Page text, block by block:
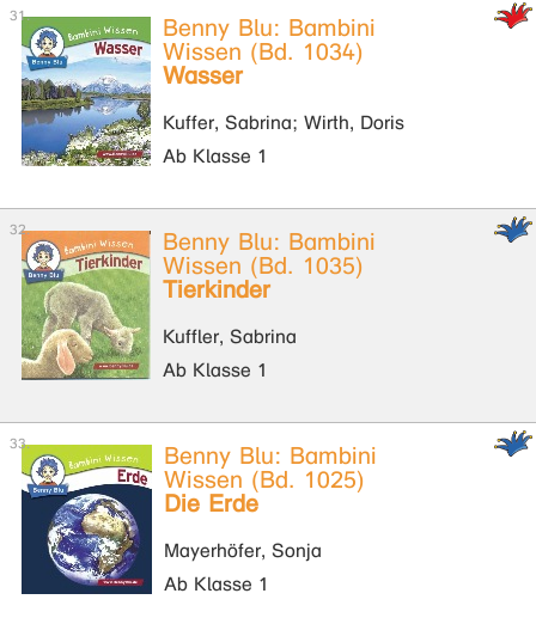
Benny Blu: Bambini
Wissen (Bd. 1034)
Wasser
Kuffer, Sabrina; Wirth, Doris
Ab Klasse 1
Benny Blu: Bambini
Wissen (Bd. 1035)
Tierkinder
Kuffler, Sabrina
Ab Klasse 1
Benny Blu: Bambini
Wissen (Bd. 1025)
Die Erde
Mayerhöfer, Sonja
Ab Klasse 1